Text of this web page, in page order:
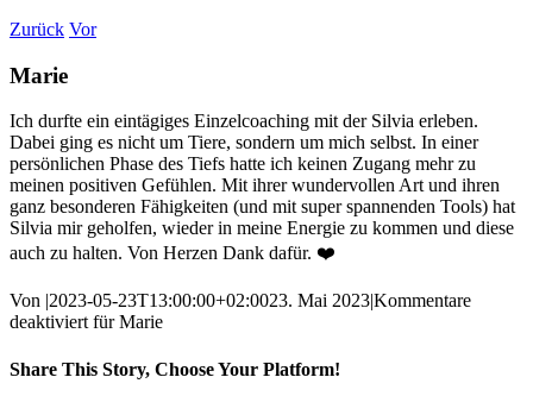
Zurück Vor
Marie
Ich durfte ein eintägiges Einzelcoaching mit der Silvia erleben.
Dabei ging es nicht um Tiere, sondern um mich selbst. In einer
persönlichen Phase des Tiefs hatte ich keinen Zugang mehr zu
meinen positiven Gefühlen. Mit ihrer wundervollen Art und ihren
ganz besonderen Fähigkeiten (und mit super spannenden Tools) hat
Silvia mir geholfen, wieder in meine Energie zu kommen und diese
auch zu halten. Von Herzen Dank dafür. ❤️
Von |2023-05-23T13:00:00+02:0023. Mai 2023|Kommentare
deaktiviertfür Marie
Share This Story, Choose Your Platform!